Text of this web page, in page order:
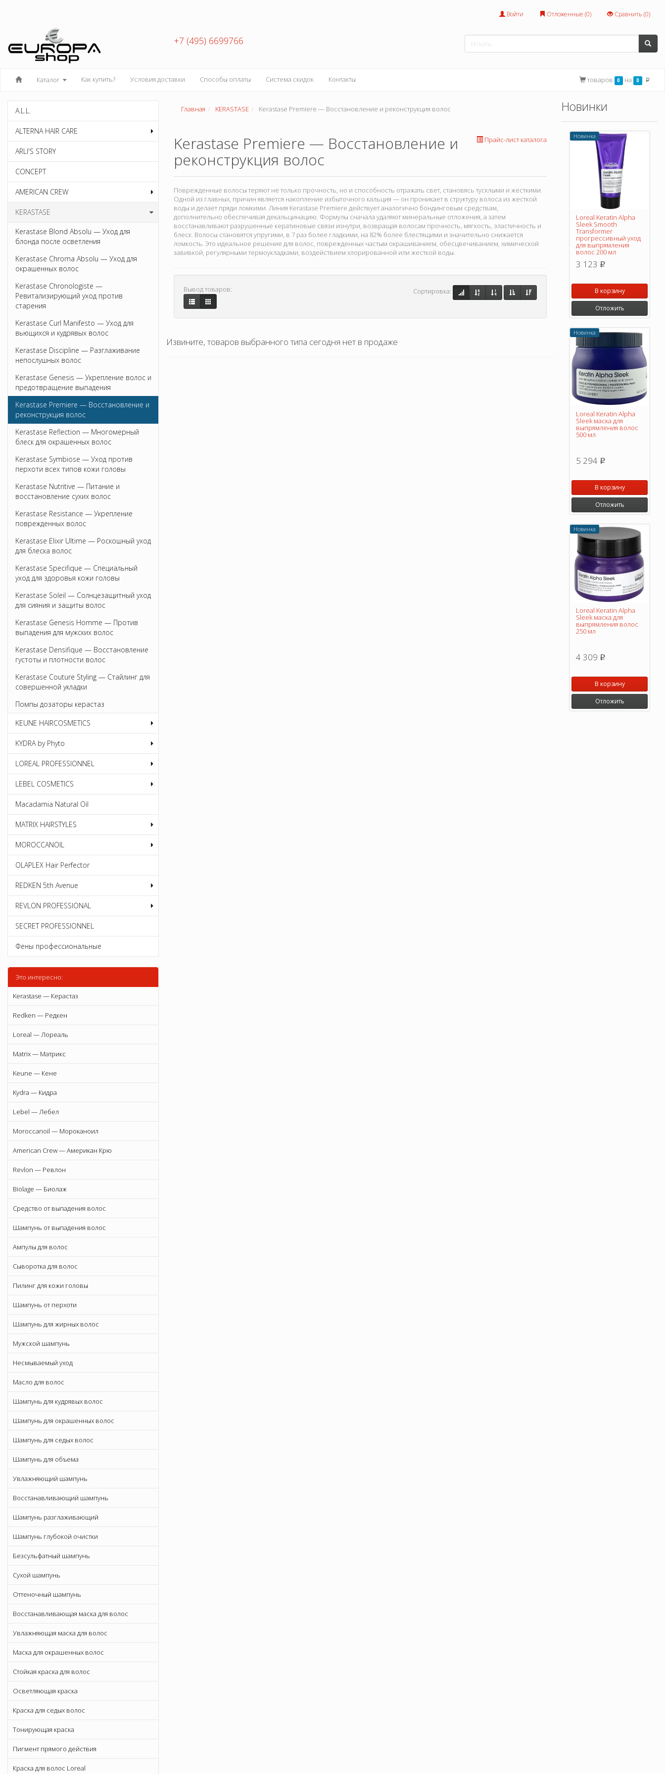
Войти Отложенные (0) Сравнить (0)
+7 (495) 6699766
Каталог Как купить? Условия доставки Способы оплаты Система скидок Контакты товаров 0 на 0 p
A.L.L.
ALTERNA HAIR CARE
ARLI'S STORY
CONCEPT
AMERICAN CREW
KERASTASE
Kerastase Blond Absolu — Уход для
блонда после осветления
Kerastase Chroma Absolu — Уход для
окрашенных волос
Kerastase Chronologiste —
Ревитализирующий уход против
старения
Kerastase Curl Manifesto — Уход для
вьющихся и кудрявых волос
Kerastase Discipline — Разглаживание
непослушных волос
Kerastase Genesis — Укрепление волос и
предотвращение выпадения
Kerastase Premiere — Восстановление и
реконструкция волос
Kerastase Reflection — Многомерный
блеск для окрашенных волос
Kerastase Symbiose — Уход против
перхоти всех типов кожи головы
Kerastase Nutritive — Питание и
восстановление сухих волос
Kerastase Resistance — Укрепление
поврежденных волос
Kerastase Elixir Ultime — Роскошный уход
для блеска волос
Kerastase Specifique — Специальный
уход для здоровья кожи головы
Kerastase Soleil — Солнцезащитный уход
для сияния и защиты волос
Kerastase Genesis Homme — Против
выпадения для мужских волос
Kerastase Densifique — Восстановление
густоты и плотности волос
Kerastase Couture Styling — Стайлинг для
совершенной укладки
Помпы дозаторы керастаз
KEUNE HAIRCOSMETICS
KYDRA by Phyto
LOREAL PROFESSIONNEL
LEBEL COSMETICS
Macadamia Natural Oil
MATRIX HAIRSTYLES
MOROCCANOIL
OLAPLEX Hair Perfector
REDKEN 5th Avenue
REVLON PROFESSIONAL
SECRET PROFESSIONNEL
Фены профессиональные
Это интересно:
Kerastase — Керастаз
Redken — Редкен
Loreal — Лореаль
Matrix — Матрикс
Keune — Кене
Kydra — Кидра
Lebel — Лебел
Moroccanoil — Мороканоил
American Crew — Американ Крю
Revlon — Ревлон
Biolage — Биолаж
Средство от выпадения волос
Шампунь от выпадения волос
Ампулы для волос
Сыворотка для волос
Пилинг для кожи головы
Шампунь от перхоти
Шампунь для жирных волос
Мужской шампунь
Несмываемый уход
Масло для волос
Шампунь для кудрявых волос
Шампунь для окрашенных волос
Шампунь для седых волос
Шампунь для объема
Увлажняющий шампунь
Восстанавливающий шампунь
Шампунь разглаживающий
Шампунь глубокой очистки
Безсульфатный шампунь
Сухой шампунь
Оттеночный шампунь
Восстанавливающая маска для волос
Увлажняющая маска для волос
Маска для окрашенных волос
Стойкая краска для волос
Осветляющая краска
Краска для седых волос
Тонирующая краска
Пигмент прямого действия
Краска для волос Loreal
Главная KERASTASE Kerastase Premiere — Восстановление и реконструкция волос
Прайс-лист каталога
Kerastase Premiere — Восстановление и
реконструкция волос
Поврежденные волосы теряют не только прочность, но и способность отражать свет, становясь тусклыми и жесткими.
Одной из главных, причин является накопление избыточного кальция — он проникает в структуру волоса из жесткой
воды и делает пряди ломкими. Линия Kerastase Premiere действует аналогично бондинговым средствам,
дополнительно обеспечивая декальцинацию. Формулы сначала удаляют минеральные отложения, а затем
восстанавливают разрушенные кератиновые связи изнутри, возвращая волосам прочность, мягкость, эластичность и
блеск. Волосы становятся упругими, в 7 раз более гладкими, на 82% более блестящими и значительно снижается
ломкость. Это идеальное решение для волос, поврежденных частым окрашиванием, обесцвечиванием, химической
завивкой, регулярными термоукладками, воздействием хлорированной или жесткой воды.
Вывод товаров: Сортировка:
Извините, товаров выбранного типа сегодня нет в продаже
Новинки
Новинка
Loreal Keratin Alpha
Sleek Smooth
Transformer
прогрессивный уход
для выпрямления
волос 200 мл
3 123 p
В корзину
Отложить
Новинка
Loreal Keratin Alpha
Sleek маска для
выпрямления волос
500 мл
5 294 p
В корзину
Отложить
Новинка
Loreal Keratin Alpha
Sleek маска для
выпрямления волос
250 мл
4 309 p
В корзину
Отложить